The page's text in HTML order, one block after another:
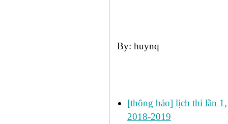
By: huynq
[thông báo] lịch thi lần
2018-2019